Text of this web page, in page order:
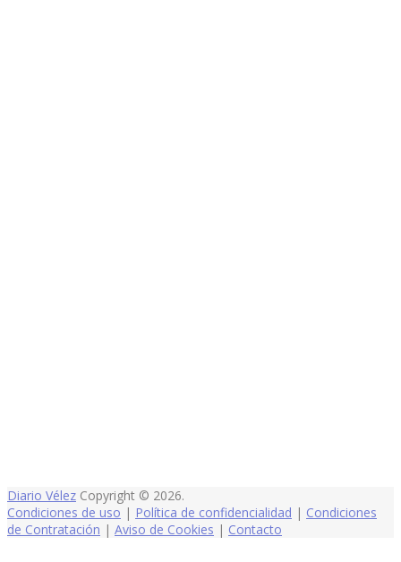
Diario Vélez Copyright © 2026.
Condiciones de uso | Política de confidencialidad | Condiciones
de Contratación | Aviso de Cookies | Contacto